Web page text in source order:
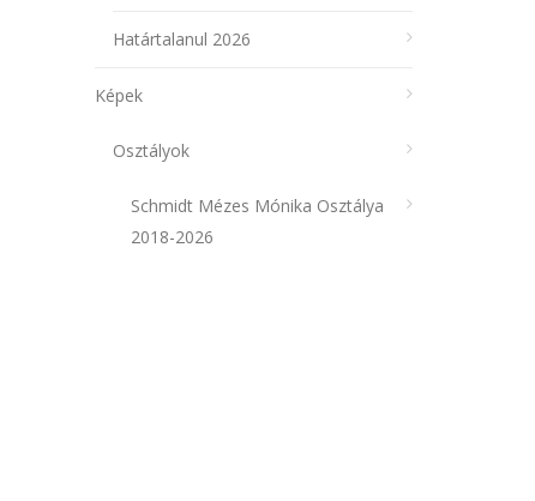
Határtalanul 2026
Képek
Osztályok
Schmidt Mézes Mónika Osztálya
2018-2026